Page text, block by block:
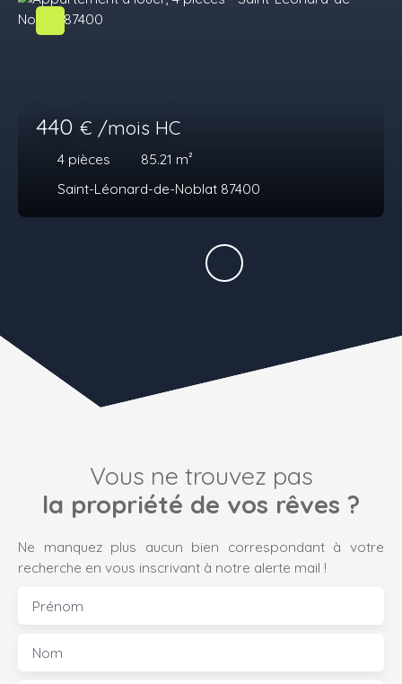
440 € /mois HC
4 pièces 85.21 m²
Saint-Léonard-de-Noblat 87400
Vous ne trouvez pas
la propriété de vos rêves ?
Ne manquez plus aucun bien correspondant à votre
recherche en vous inscrivant à notre alerte mail !
Prénom
Nom